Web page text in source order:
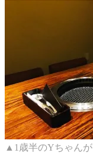
▲1歳半のYちゃんが